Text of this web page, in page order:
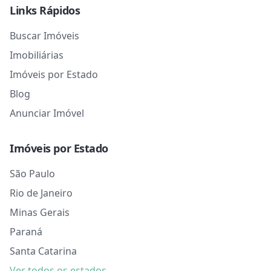
Links Rápidos
Buscar Imóveis
Imobiliárias
Imóveis por Estado
Blog
Anunciar Imóvel
Imóveis por Estado
São Paulo
Rio de Janeiro
Minas Gerais
Paraná
Santa Catarina